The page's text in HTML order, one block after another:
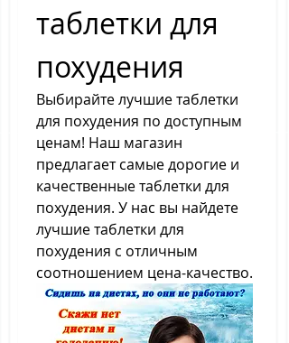
таблетки для
похудения
Выбирайте лучшие таблетки
для похудения по доступным
ценам! Наш магазин
предлагает самые дорогие и
качественные таблетки для
похудения. У нас вы найдете
лучшие таблетки для
похудения с отличным
соотношением цена-качество.